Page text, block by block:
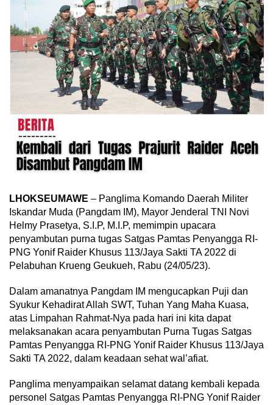
LHOKSEUMAWE – Panglima Komando Daerah Militer
Iskandar Muda (Pangdam IM), Mayor Jenderal TNI Novi
Helmy Prasetya, S.I.P, M.I.P, memimpin upacara
penyambutan purna tugas Satgas Pamtas Penyangga RI-
PNG Yonif Raider Khusus 113/Jaya Sakti TA 2022 di
Pelabuhan Krueng Geukueh, Rabu (24/05/23).
Dalam amanatnya Pangdam IM mengucapkan Puji dan
Syukur Kehadirat Allah SWT, Tuhan Yang Maha Kuasa,
atas Limpahan Rahmat-Nya pada hari ini kita dapat
melaksanakan acara penyambutan Purna Tugas Satgas
Pamtas Penyangga RI-PNG Yonif Raider Khusus 113/Jaya
Sakti TA 2022, dalam keadaan sehat wal’afiat.
Panglima menyampaikan selamat datang kembali kepada
personel Satgas Pamtas Penyangga RI-PNG Yonif Raider